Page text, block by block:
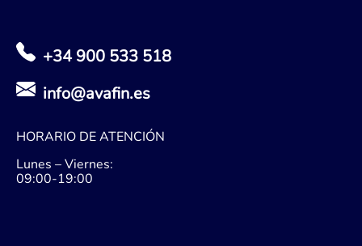
+34 900 533 518
info@avafin.es
HORARIO DE ATENCIÓN
Lunes – Viernes:
09:00-19:00